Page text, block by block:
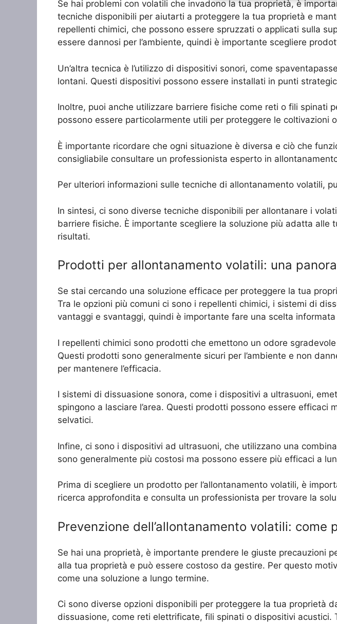
Se hai problemi con volatili che invadono la tua proprietà, è
tecniche disponibili per aiutarti a proteggere la tua proprietà e
repellenti chimici, che possono essere spruzzati o applicati sulla
essere dannosi per l’ambiente, quindi è importante scegliere
Un’altra tecnica è l’utilizzo di dispositivi sonori, come
lontani. Questi dispositivi possono essere installati in punti
Inoltre, puoi anche utilizzare barriere fisiche come reti o fili spinati
possono essere particolarmente utili per proteggere le coltivazioni
È importante ricordare che ogni situazione è diversa e ciò che
consigliabile consultare un professionista esperto in
Per ulteriori informazioni sulle tecniche di allontanamento volatili,
In sintesi, ci sono diverse tecniche disponibili per allontanare i
barriere fisiche. È importante scegliere la soluzione più adatta
risultati.
Prodotti per allontanamento volatili: una
Se stai cercando una soluzione efficace per proteggere la tua
Tra le opzioni più comuni ci sono i repellenti chimici, i sistemi di
vantaggi e svantaggi, quindi è importante fare una scelta
I repellenti chimici sono prodotti che emettono un odore
Questi prodotti sono generalmente sicuri per l’ambiente e non
per mantenere l’efficacia.
I sistemi di dissuasione sonora, come i dispositivi a ultrasuoni,
spingono a lasciare l’area. Questi prodotti possono essere
selvatici.
Infine, ci sono i dispositivi ad ultrasuoni, che utilizzano una
sono generalmente più costosi ma possono essere più efficaci a
Prima di scegliere un prodotto per l’allontanamento volatili, è
ricerca approfondita e consulta un professionista per trovare la
Prevenzione dell’allontanamento volatili:
Se hai una proprietà, è importante prendere le giuste precauzioni
alla tua proprietà e può essere costoso da gestire. Per questo
come una soluzione a lungo termine.
Ci sono diverse opzioni disponibili per proteggere la tua proprietà
dissuasione, come reti elettrificate, fili spinati o dispositivi